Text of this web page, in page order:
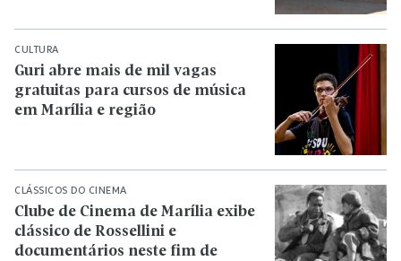
CULTURA
Guri abre mais de mil vagas
gratuitas para cursos de música
em Marília e região
CLÁSSICOS DO CINEMA
Clube de Cinema de Marília exibe
clássico de Rossellini e
documentários neste fim de